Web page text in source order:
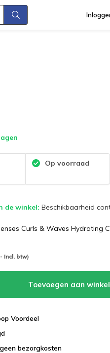
Op voorraad
de winkel:Beschikbaarheid
Curls & Waves Hydrating
Incl. btw)
Toevoegen aan
Voordeel
bezorgkosten